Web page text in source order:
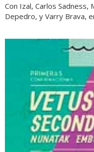
Con Izal, Carlos Sadness,
Depedro, y Varry Brava,